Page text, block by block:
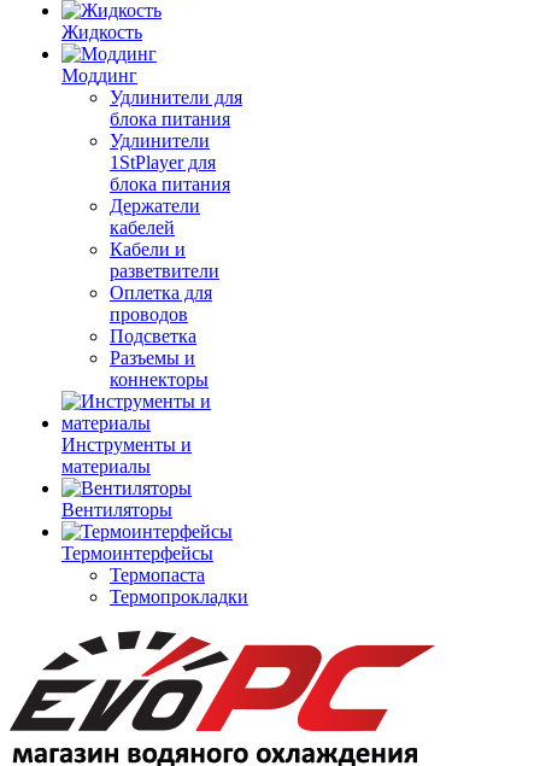
Жидкость
Моддинг
Удлинители для
блока питания
Удлинители
1StPlayer для
блока питания
Держатели
кабелей
Кабели и
разветвители
Оплетка для
проводов
Подсветка
Разъемы и
коннекторы
Инструменты и
материалы
Вентиляторы
Термоинтерфейсы
Термопаста
Термопрокладки